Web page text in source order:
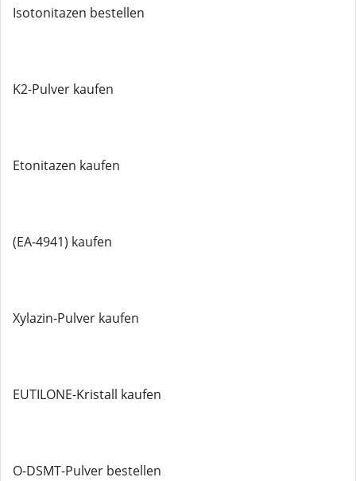
Isotonitazen bestellen
K2-Pulver kaufen
Etonitazen kaufen
(EA-4941) kaufen
Xylazin-Pulver kaufen
EUTILONE-Kristall kaufen
O-DSMT-Pulver bestellen